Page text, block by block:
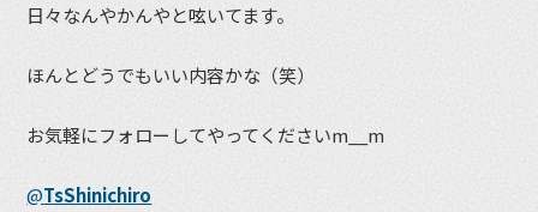
日々なんやかんやと呟いてます。
ほんとどうでもいい内容かな（笑）
お気軽にフォローしてやってくださいm__m
@TsShinichiro